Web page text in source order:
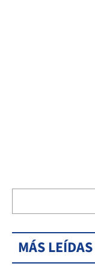
MÁS LEÍDAS